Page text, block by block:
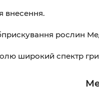
внесення.
рослин
широкий спектр